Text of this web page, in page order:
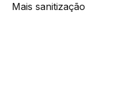
Mais sanitização